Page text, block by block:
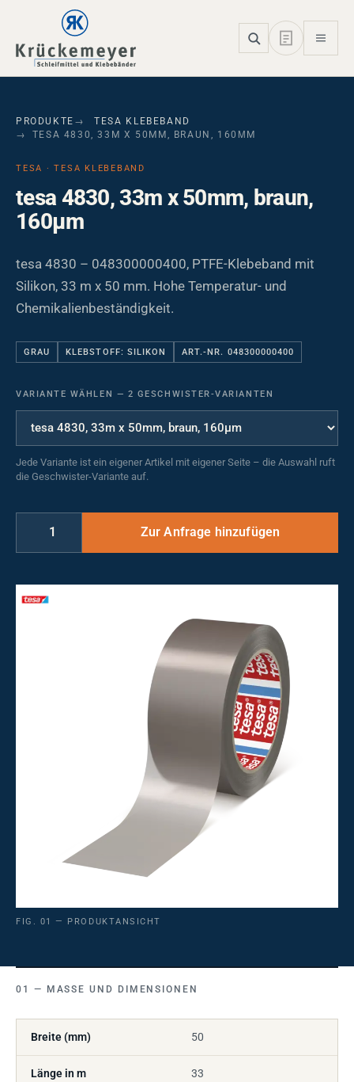
Skip to main navigation
Skip to main content
Skip to page footer
PRODUKTE
TESA KLEBEBAND
TESA 4830, 33M X 50MM, BRAUN, 160ΜM
TESA · TESA KLEBEBAND
tesa 4830, 33m x 50mm, braun,
160µm
tesa 4830 – 048300000400, PTFE-Klebeband mit
Silikon, 33 m x 50 mm. Hohe Temperatur- und
Chemikalienbeständigkeit.
GRAU KLEBSTOFF: SILIKON ART.-NR. 048300000400
VARIANTE WÄHLEN — 2 GESCHWISTER-VARIANTEN
Jede Variante ist ein eigener Artikel mit eigener Seite – die Auswahl ruft
die Geschwister-Variante auf.
FIG. 01 — PRODUKTANSICHT
MASSE UND DIMENSIONEN
Breite (mm) 50
Länge in m 33